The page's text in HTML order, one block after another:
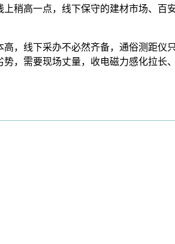
稍高一点，线下保守的建材市场、百
，线下采办不必然齐备，通俗测距仪
，需要现场丈量，收电磁力感化拉长、